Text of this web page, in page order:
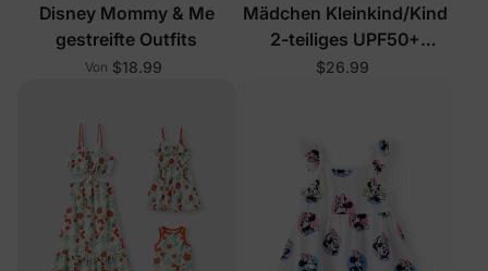
Disney Mommy & Me
gestreifte Outfits
Von $18.99
Mädchen Kleinkind/Kind
2-teiliges UPF50+
Badeanzug mit Rüschen
$26.99